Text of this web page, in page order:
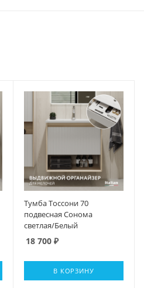
Тумба Тоссони 70
подвесная Сонома
светлая/Белый
18 700₽
В КОРЗИНУ